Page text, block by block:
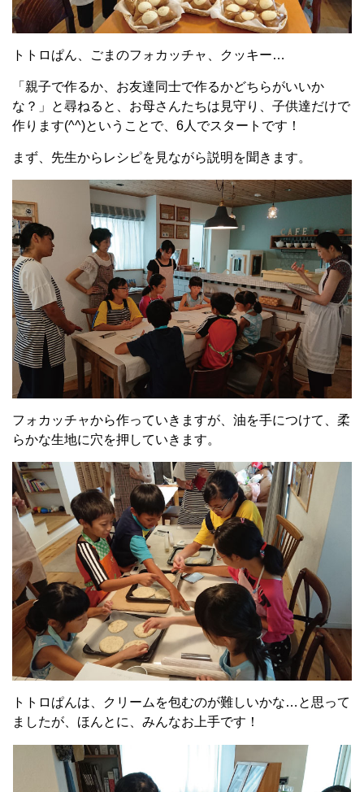
トトロぱん、ごまのフォカッチャ、クッキー…
「親子で作るか、お友達同士で作るかどちらがいいか
な？」と尋ねると、お母さんたちは見守り、子供達だけで
作ります(^^)ということで、6人でスタートです！
まず、先生からレシピを見ながら説明を聞きます。
フォカッチャから作っていきますが、油を手につけて、柔
らかな生地に穴を押していきます。
トトロぱんは、クリームを包むのが難しいかな…と思って
ましたが、ほんとに、みんなお上手です！